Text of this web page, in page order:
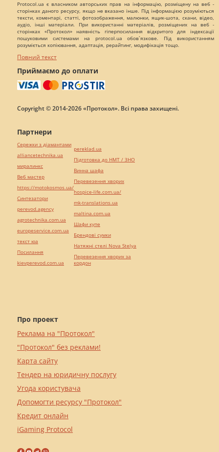
Protocol.ua є власником авторських прав на інформацію, розміщену на веб -
сторінках даного ресурсу, якщо не вказано інше. Під інформацією розуміються
тексти, коментарі, статті, фотозображення, малюнки, ящик-шота, скани, відео,
аудіо, інші матеріали. При використанні матеріалів, розміщених на веб -
сторінках «Протокол» наявність гіперпосилання відкритого для індексації
пошуковими системами на protocol.ua обов`язкове. Під використанням
розуміється копіювання, адаптація, рерайтинг, модифікація тощо.
Повний текст
Приймаємо до оплати
Copyright © 2014-2026 «Протокол». Всі права захищені.
Про проект
Реклама на "Протокол"
"Протокол" без реклами!
Карта сайту
Тендер на юридичну послугу
Угода користувача
Допомогти ресурсу "Протокол"
Кредит онлайн
iGaming Protocol
Партнери
Сережки з діамантами
alliancetechnika.ua
миралинкс
Веб мастер
https://motokosmos.ua/
Синтезатори
perevod.agency
agrotechnika.com.ua
europeservice.com.ua
текст юа
Посилання
kievperevod.com.ua
pereklad.ua
Підготовка до НМТ / ЗНО
Винна шафа
Перевезення хворих
hospice-life.com.ua/
mk-translations.ua
maltina.com.ua
Шафи купе
Брендові сумки
Натяжні стелі Nova Stelya
Перевезення хворих за
кордон